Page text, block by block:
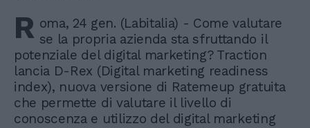
R oma, 24 gen. (Labitalia) - Come valutare
se la propria azienda sta sfruttando il
potenziale del digital marketing? Traction
lancia D-Rex (Digital marketing readiness
index), nuova versione di Ratemeup gratuita
che permette di valutare il livello di
conoscenza e utilizzo del digital marketing